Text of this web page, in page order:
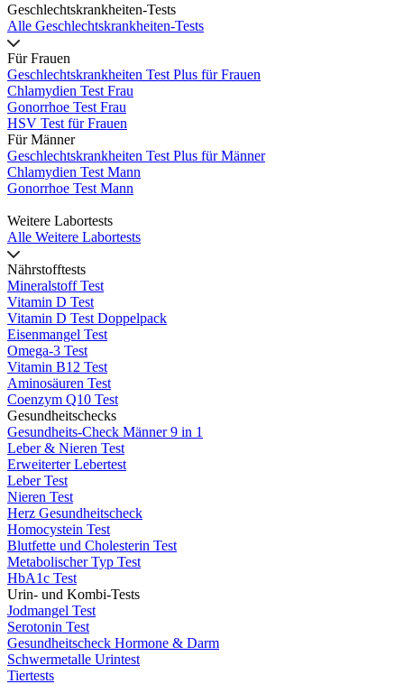
Geschlechtskrankheiten-Tests
Alle Geschlechtskrankheiten-Tests
Für Frauen
Geschlechtskrankheiten Test Plus für Frauen
Chlamydien Test Frau
Gonorrhoe Test Frau
HSV Test für Frauen
Für Männer
Geschlechtskrankheiten Test Plus für Männer
Chlamydien Test Mann
Gonorrhoe Test Mann
Weitere Labortests
Alle Weitere Labortests
Nährstofftests
Mineralstoff Test
Vitamin D Test
Vitamin D Test Doppelpack
Eisenmangel Test
Omega-3 Test
Vitamin B12 Test
Aminosäuren Test
Coenzym Q10 Test
Gesundheitschecks
Gesundheits-Check Männer 9 in 1
Leber & Nieren Test
Erweiterter Lebertest
Leber Test
Nieren Test
Herz Gesundheitscheck
Homocystein Test
Blutfette und Cholesterin Test
Metabolischer Typ Test
HbA1c Test
Urin- und Kombi-Tests
Jodmangel Test
Serotonin Test
Gesundheitscheck Hormone & Darm
Schwermetalle Urintest
Tiertests